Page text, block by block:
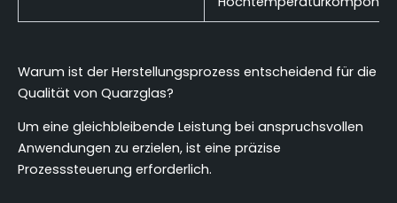
Warum ist der Herstellungsprozess entscheidend für die
Qualität von Quarzglas?
Um eine gleichbleibende Leistung bei anspruchsvollen
Anwendungen zu erzielen, ist eine präzise
Prozesssteuerung erforderlich.